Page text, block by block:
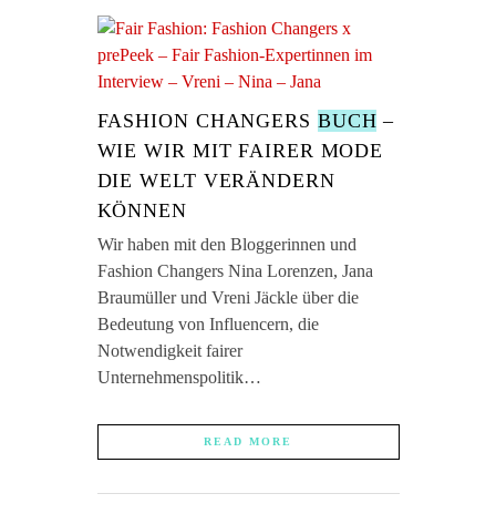
FASHION CHANGERS BUCH –
WIE WIR MIT FAIRER MODE
DIE WELT VERÄNDERN
KÖNNEN
Wir haben mit den Bloggerinnen und
Fashion Changers Nina Lorenzen, Jana
Braumüller und Vreni Jäckle über die
Bedeutung von Influencern, die
Notwendigkeit fairer
Unternehmenspolitik…
READ MORE